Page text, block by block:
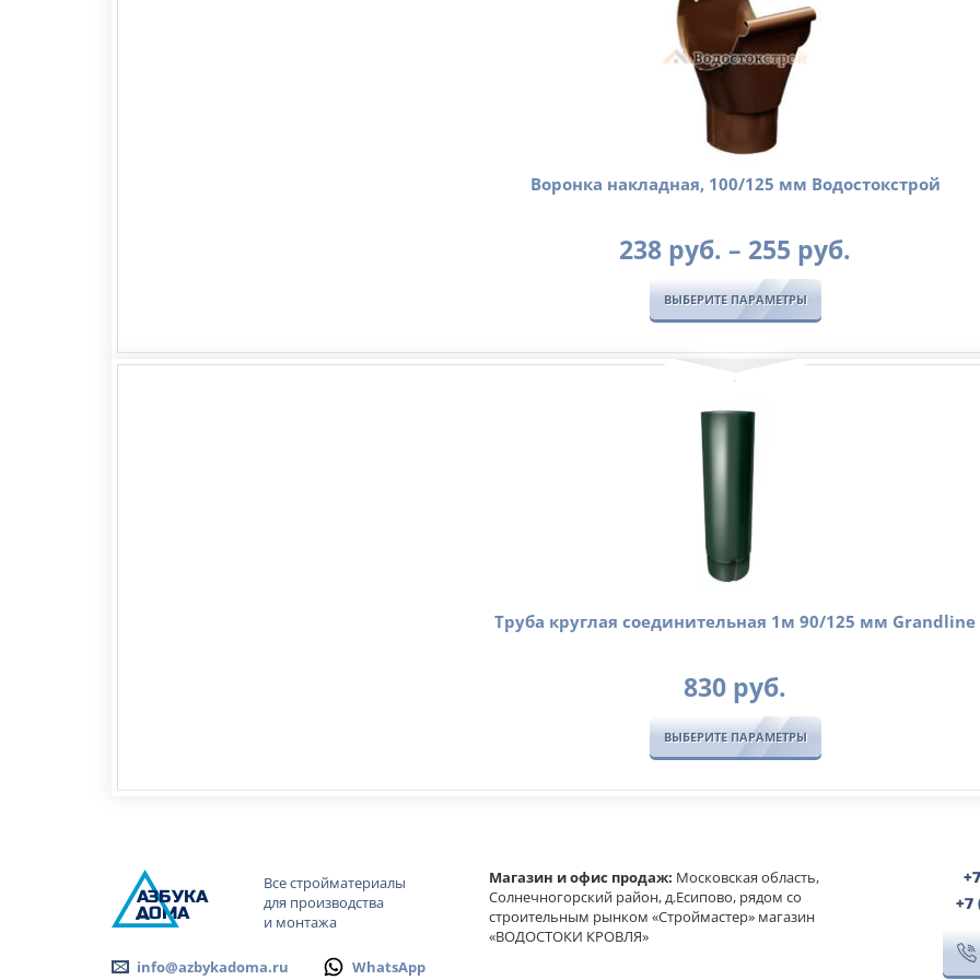
Воронка накладная, 100/125 мм Водостокстрой
238 руб. – 255 руб.
–
ВЫБЕРИТЕ ПАРАМЕТРЫ
Труба круглая соединительная 1м 90/125 мм Grandline
830 руб.
ВЫБЕРИТЕ ПАРАМЕТРЫ
ОМА
АЗБУКА
Все стройматериалы
для производства
и монтажа
info@azbykadoma.ru WhatsApp
Магазин и офис продаж: Московская область,
Солнечногорский район, д.Есипово, рядом со
строительным рынком «Строймастер» магазин
«ВОДОСТОКИ КРОВЛЯ»
+7